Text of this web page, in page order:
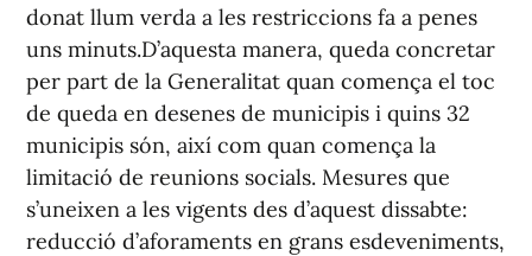
donat llum verda a les restriccions fa a penes
uns minuts.D’aquesta manera, queda concretar
per part de la Generalitat quan comença el toc
de queda en desenes de municipis i quins 32
municipis són, així com quan comença la
limitació de reunions socials. Mesures que
s’uneixen a les vigents des d’aquest dissabte:
reducció d’aforaments en grans esdeveniments,